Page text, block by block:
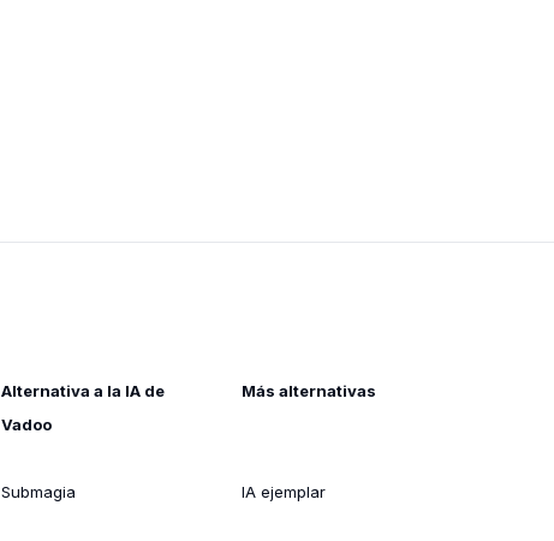
Alternativa a la IA de
Vadoo
Submagia
Más alternativas
IA ejemplar